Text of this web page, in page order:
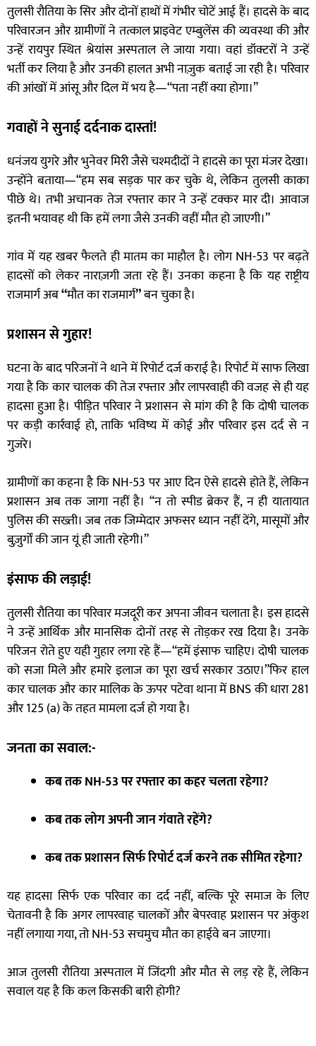
तुलसी रौतिया के सिर और दोनों हाथों में गंभीर चोटें आई हैं। हादसे के बाद
परिवारजन और ग्रामीणों ने तत्काल प्राइवेट एम्बुलेंस की व्यवस्था की और
उन्हें रायपुर स्थित श्रेयांस अस्पताल ले जाया गया। वहां डॉक्टरों ने उन्हें
भर्ती कर लिया है और उनकी हालत अभी नाज़ुक बताई जा रही है। परिवार
की आंखों में आंसू और दिल में भय है—“पता नहीं क्या होगा।”
गवाहों ने सुनाई दर्दनाक दास्तां!
धनंजय युगरे और भुनेवर मिरी जैसे चश्मदीदों ने हादसे का पूरा मंजर देखा।
उन्होंने बताया—“हम सब सड़क पार कर चुके थे, लेकिन तुलसी काका
पीछे थे। तभी अचानक तेज रफ्तार कार ने उन्हें टक्कर मार दी। आवाज
इतनी भयावह थी कि हमें लगा जैसे उनकी वहीं मौत हो जाएगी।”
गांव में यह खबर फैलते ही मातम का माहौल है। लोग NH-53 पर बढ़ते
हादसों को लेकर नाराज़गी जता रहे हैं। उनका कहना है कि यह राष्ट्रीय
राजमार्ग अब“मौत का राजमार्ग”बन चुका है।
प्रशासन से गुहार!
घटना के बाद परिजनों ने थाने में रिपोर्ट दर्ज कराई है। रिपोर्ट में साफ लिखा
गया है कि कार चालक की तेज रफ्तार और लापरवाही की वजह से ही यह
हादसा हुआ है। पीड़ित परिवार ने प्रशासन से मांग की है कि दोषी चालक
पर कड़ी कार्रवाई हो, ताकि भविष्य में कोई और परिवार इस दर्द से न
गुजरे।
ग्रामीणों का कहना है कि NH-53 पर आए दिन ऐसे हादसे होते हैं, लेकिन
प्रशासन अब तक जागा नहीं है। “न तो स्पीड ब्रेकर हैं, न ही यातायात
पुलिस की सख्ती। जब तक जिम्मेदार अफसर ध्यान नहीं देंगे, मासूमों और
बुज़ुर्गों की जान यूं ही जाती रहेगी।”
इंसाफ की लड़ाई!
तुलसी रौतिया का परिवार मजदूरी कर अपना जीवन चलाता है। इस हादसे
ने उन्हें आर्थिक और मानसिक दोनों तरह से तोड़कर रख दिया है। उनके
परिजन रोते हुए यही गुहार लगा रहे हैं—“हमें इंसाफ चाहिए। दोषी चालक
को सजा मिले और हमारे इलाज का पूरा खर्च सरकार उठाए।”फिर हाल
कार चालक और कार मालिक के ऊपर पटेवा थाना में BNS की धारा 281
और 125 (a) के तहत मामला दर्ज हो गया है।
जनता का सवाल:-
कब तक NH-53 पर रफ्तार का कहर चलता रहेगा?
कब तक लोग अपनी जान गंवाते रहेंगे?
कब तक प्रशासन सिर्फ रिपोर्ट दर्ज करने तक सीमित रहेगा?
यह हादसा सिर्फ एक परिवार का दर्द नहीं, बल्कि पूरे समाज के लिए
चेतावनी है कि अगर लापरवाह चालकों और बेपरवाह प्रशासन पर अंकुश
नहीं लगाया गया, तो NH-53 सचमुच मौत का हाईवे बन जाएगा।
आज तुलसी रौतिया अस्पताल में जिंदगी और मौत से लड़ रहे हैं, लेकिन
सवाल यह है कि कल किसकी बारी होगी?